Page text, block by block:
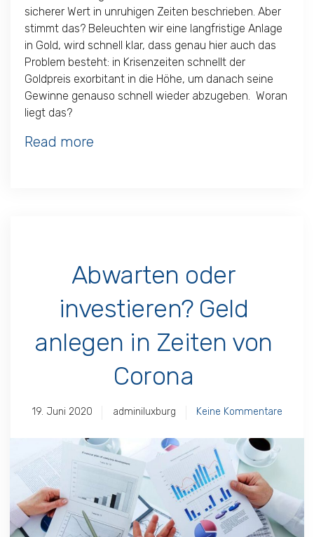
sicherer Wert in unruhigen Zeiten beschrieben. Aber
stimmt das? Beleuchten wir eine langfristige Anlage
in Gold, wird schnell klar, dass genau hier auch das
Problem besteht: in Krisenzeiten schnellt der
Goldpreis exorbitant in die Höhe, um danach seine
Gewinne genauso schnell wieder abzugeben. Woran
liegt das?
Read more
Abwarten oder
investieren? Geld
anlegen in Zeiten von
Corona
19. Juni 2020 adminiluxburg Keine Kommentare